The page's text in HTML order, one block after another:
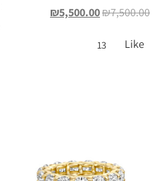
₪7,500.00
₪5,500.00
Like
13